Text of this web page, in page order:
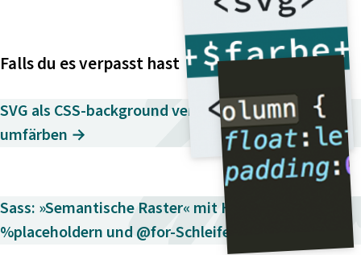
Falls du es verpasst hast
SVG als CSS-background verwenden und
umfärben →
Sass: »Semantische Raster« mit Hilfe von
%placeholdern und @for-Schleifen →